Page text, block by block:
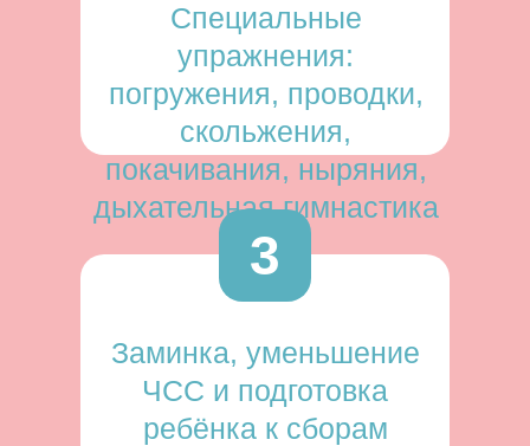
Специальные
упражнения:
погружения, проводки,
скольжения,
покачивания, ныряния,
дыхательная гимнастика
3
Заминка, уменьшение
ЧСС и подготовка
ребёнка к сборам